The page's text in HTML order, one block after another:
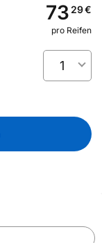
73 29€
pro Reifen
1